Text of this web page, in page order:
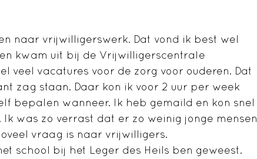
naar vrijwilligerswerk. Dat vond ik best wel
kwam uit bij de Vrijwilligerscentrale
veel vacatures voor de zorg voor ouderen. Dat
zag staan. Daar kon ik voor 2 uur per week
bepalen wanneer. Ik heb gemaild en kon snel
was zo verrast dat er zo weinig jonge mensen
vraag is naar vrijwilligers.
school bij het Leger des Heils ben geweest.